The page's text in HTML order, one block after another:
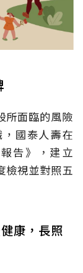
所面臨的風險
國泰人壽在
告》，建立
檢視並對照五
康，長照